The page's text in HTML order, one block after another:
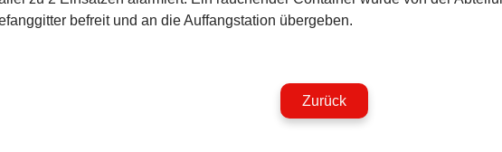
befreit und an die Auffangstation übergeben.
Zurück